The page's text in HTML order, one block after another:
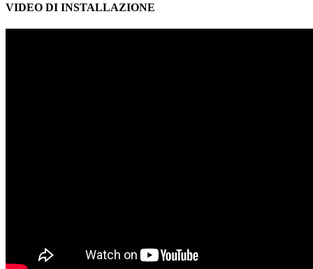
VIDEO DI INSTALLAZIONE